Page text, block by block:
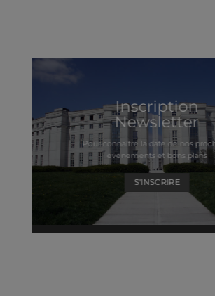
Inscription
Newsletter
Pour connaître la date de nos
événements et bons plans
S'INSCRIRE